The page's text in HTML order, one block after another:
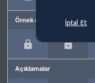
Örnek cümleler
Açıklamalar
İptal Et